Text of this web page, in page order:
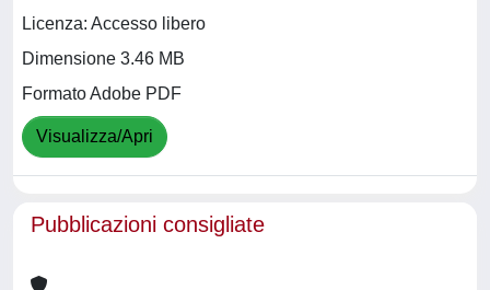
Licenza: Accesso libero
Dimensione 3.46 MB
Formato Adobe PDF
Visualizza/Apri
Pubblicazioni consigliate